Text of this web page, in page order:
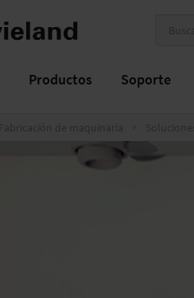
Productos Soporte